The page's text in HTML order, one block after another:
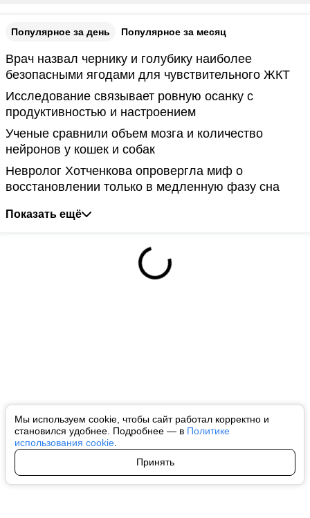
Мы используем cookie, чтобы сайт работал корректно и
становился удобнее. Подробнее — в Политике
использования cookie
Принять
Популярное за день Популярное за месяц
Врач назвал чернику и голубику наиболее
безопасными ягодами для чувствительного ЖКТ
Исследование связывает ровную осанку с
продуктивностью и настроением
Ученые сравнили объем мозга и количество
нейронов у кошек и собак
Невролог Хотченкова опровергла миф о
восстановлении только в медленную фазу сна
Показать ещё